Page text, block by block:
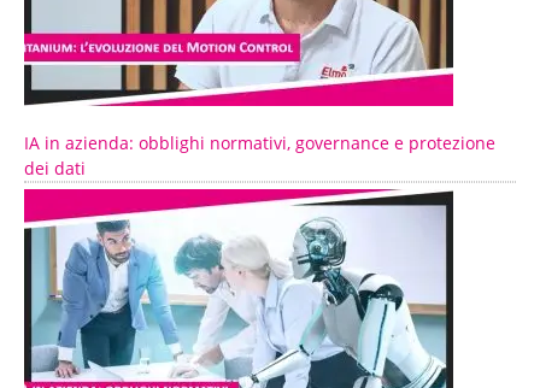
IA in azienda: obblighi normativi, governance e protezione
dei dati